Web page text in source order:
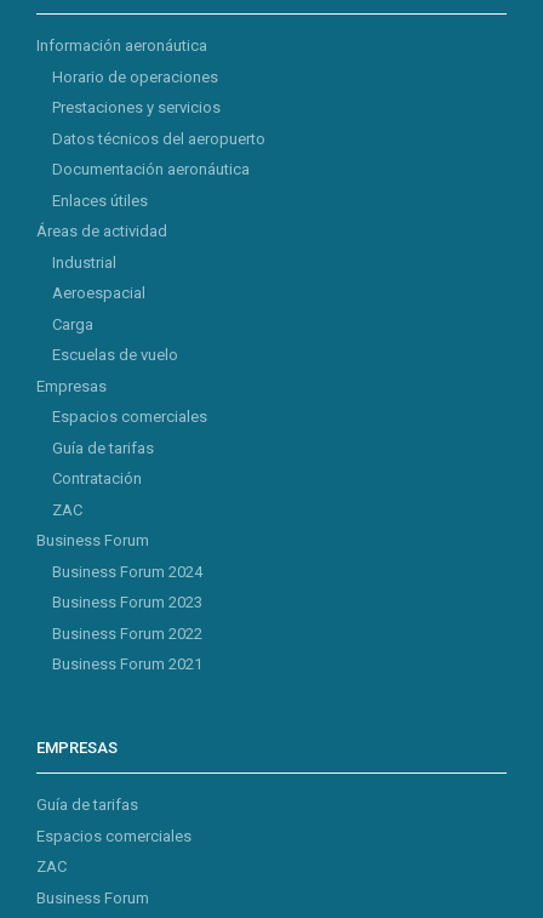
Información aeronáutica
Horario de operaciones
Prestaciones y servicios
Datos técnicos del aeropuerto
Documentación aeronáutica
Enlaces útiles
Áreas de actividad
Industrial
Aeroespacial
Carga
Escuelas de vuelo
Empresas
Espacios comerciales
Guía de tarifas
Contratación
ZAC
Business Forum
Business Forum 2024
Business Forum 2023
Business Forum 2022
Business Forum 2021
EMPRESAS
Guía de tarifas
Espacios comerciales
ZAC
Business Forum